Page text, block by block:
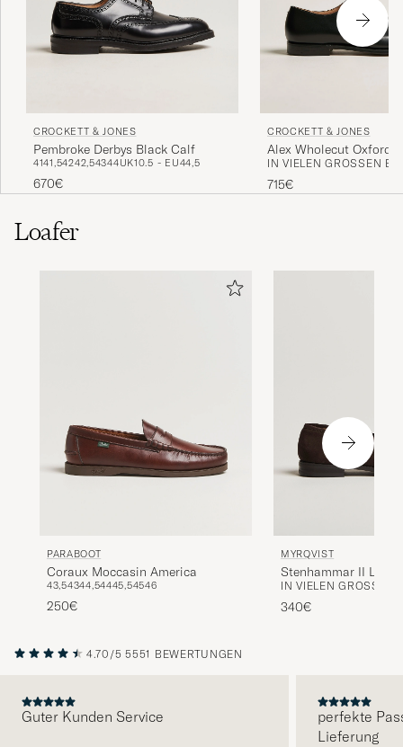
CROCKETT & JONES
Pembroke Derbys Black Calf
4141,54242,54344UK10.5 - EU44,5
670€
CROCKETT & JONES
Alex Wholecut Oxford
IN VIELEN GRÖSSEN
715€
Loafer
PARABOOT
Coraux Moccasin America
43,54344,54445,54546
250€
MYRQVIST
Stenhammar II
Suede
IN VIELEN GRÖSSEN
340€
4.70/5 5551 BEWERTUNGEN
Guter Kunden Service
perfekte
Lieferung